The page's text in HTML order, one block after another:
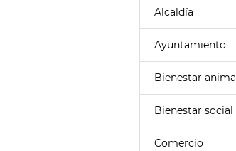
Alcaldía
Ayuntamiento
Bienestar animal
Bienestar social
Comercio